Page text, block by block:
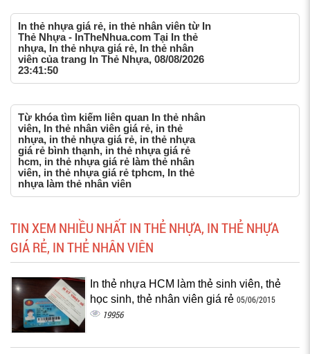
In thẻ nhựa giá rẻ, in thẻ nhân viên từ In
Thẻ Nhựa - InTheNhua.com Tại In thẻ
nhựa, In thẻ nhựa giá rẻ, In thẻ nhân
viên của trang In Thẻ Nhựa, 08/08/2026
23:41:50
Từ khóa tìm kiếm liên quan In thẻ nhân
viên, In thẻ nhân viên giá rẻ, in thẻ
nhựa, in thẻ nhựa giá rẻ, in thẻ nhựa
giá rẻ bình thạnh, in thẻ nhựa giá rẻ
hcm, in thẻ nhựa giá rẻ làm thẻ nhân
viên, in thẻ nhựa giá rẻ tphcm, In thẻ
nhựa làm thẻ nhân viên
TIN XEM NHIỀU NHẤT IN THẺ NHỰA, IN THẺ NHỰA
GIÁ RẺ, IN THẺ NHÂN VIÊN
In thẻ nhựa HCM làm thẻ sinh viên, thẻ
học sinh, thẻ nhân viên giá rẻ 05/06/2015
19956